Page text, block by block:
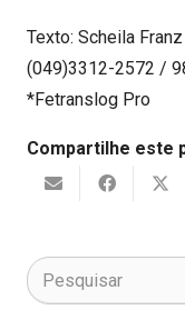
Texto: Scheila Franz
(049)3312-
*Fetranslog Pro
Compartilhe este